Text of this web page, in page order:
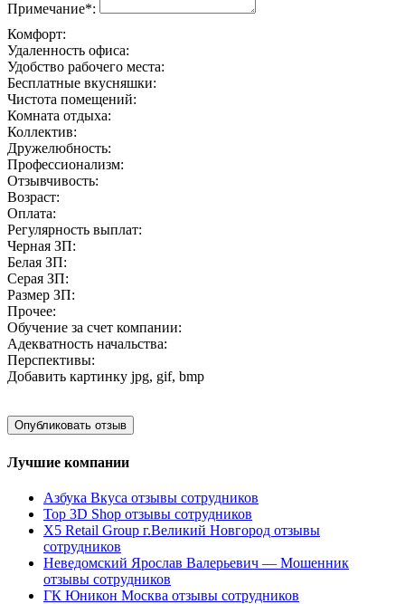
Примечание*:
Комфорт:
Удаленность офиса:
Удобство рабочего места:
Бесплатные вкусняшки:
Чистота помещений:
Комната отдыха:
Коллектив:
Дружелюбность:
Профессионализм:
Отзывчивость:
Возраст:
Оплата:
Регулярность выплат:
Черная ЗП:
Белая ЗП:
Серая ЗП:
Размер ЗП:
Прочее:
Обучение за счет компании:
Адекватность начальства:
Перспективы:
Добавить картинку jpg, gif, bmp
Лучшие компании
Азбука Вкуса отзывы сотрудников
Top 3D Shop отзывы сотрудников
X5 Retail Group г.Великий Новгород отзывы
сотрудников
Неведомский Ярослав Валерьевич — Мошенник
отзывы сотрудников
ГК Юникон Москва отзывы сотрудников